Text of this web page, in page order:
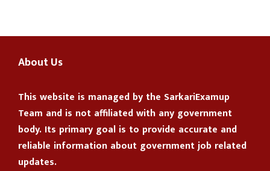
About Us
This website is managed by the SarkariExamup
Team and is not affiliated with any government
body. Its primary goal is to provide accurate and
reliable information about government job related
updates.